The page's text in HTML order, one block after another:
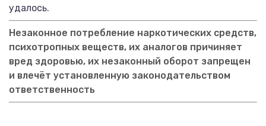
удалось.
Незаконное потребление наркотических средств,
психотропных веществ, их аналогов причиняет
вред здоровью, их незаконный оборот запрещен
и влечёт установленную законодательством
ответственность